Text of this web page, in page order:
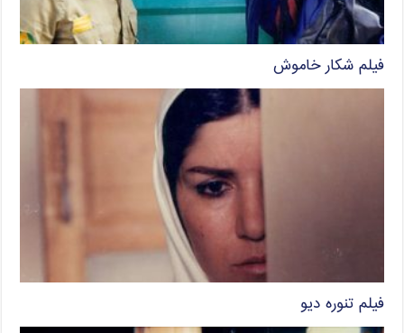
فیلم شکار خاموش
فیلم تنوره دیو